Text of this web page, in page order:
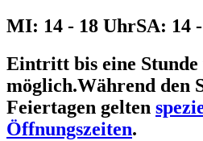
MI: 14 - 18 UhrSA: 14
Eintritt bis eine Stunde
möglich.Während den
Feiertagen gelten
Öffnungszeiten.